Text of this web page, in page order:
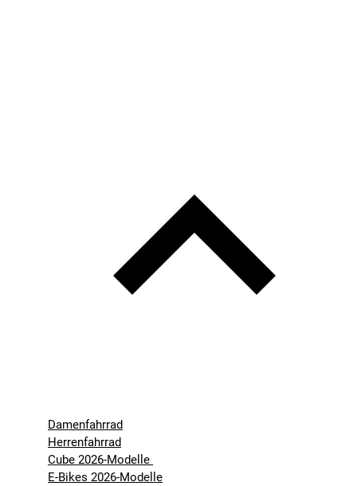
Damenfahrrad
Herrenfahrrad
Cube 2026-Modelle
E-Bikes 2026-Modelle